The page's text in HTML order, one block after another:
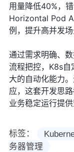
用量降低40%，
Horizontal Pod
例，提升高并发场
通过需求明确、
流程把控，K8s自
大的自动化能力
应，这套开发思
业务稳定运行提供
标签：
务器管理